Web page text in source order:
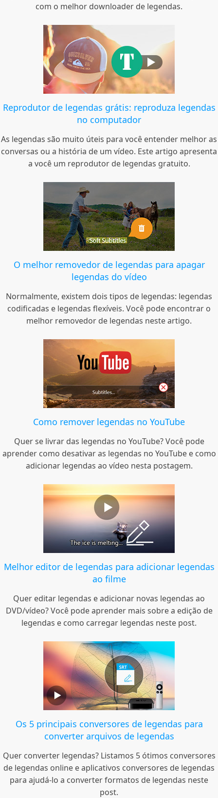
com o melhor downloader de legendas.
Reprodutor de legendas grátis: reproduza legendas
no computador
As legendas são muito úteis para você entender melhor as
conversas ou a história de um vídeo. Este artigo apresenta
a você um reprodutor de legendas gratuito.
O melhor removedor de legendas para apagar
legendas do vídeo
Normalmente, existem dois tipos de legendas: legendas
codificadas e legendas flexíveis. Você pode encontrar o
melhor removedor de legendas neste artigo.
Como remover legendas no YouTube
Quer se livrar das legendas no YouTube? Você pode
aprender como desativar as legendas no YouTube e como
adicionar legendas ao vídeo nesta postagem.
Melhor editor de legendas para adicionar legendas
ao filme
Quer editar legendas e adicionar novas legendas ao
DVD/vídeo? Você pode aprender mais sobre a edição de
legendas e como carregar legendas neste post.
Os 5 principais conversores de legendas para
converter arquivos de legendas
Quer converter legendas? Listamos 5 ótimos conversores
de legendas online e aplicativos conversores de legendas
para ajudá-lo a converter formatos de legendas neste
post.